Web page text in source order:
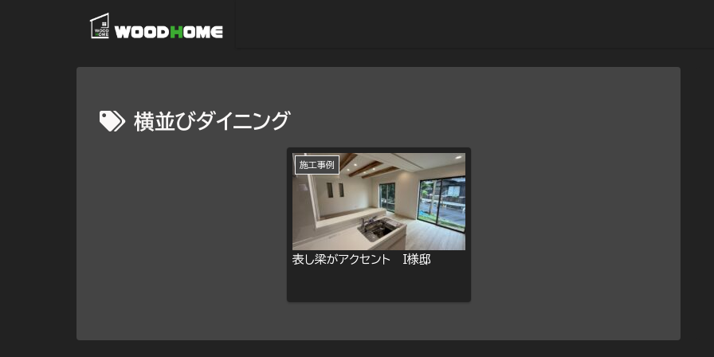
横並びダイニング
施工事例
表し梁がアクセント Ｉ様邸